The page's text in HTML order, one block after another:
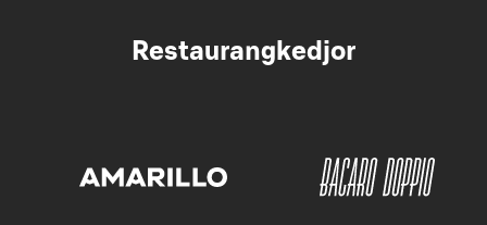
Restaurangkedjor